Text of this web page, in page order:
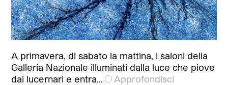
A primavera, di sabato la mattina, i saloni della
Galleria Nazionale illuminati dalla luce che piove
dai lucernari e entra…
Approfondisci